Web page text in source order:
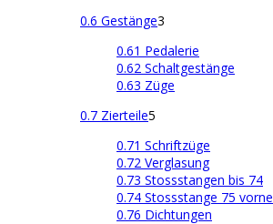
0.6 Gestänge3
0.61 Pedalerie
0.62 Schaltgestänge
0.63 Züge
0.7 Zierteile5
0.71 Schriftzüge
0.72 Verglasung
0.73 Stossstangen bis 74
0.74 Stossstange 75 vorne
0.76 Dichtungen